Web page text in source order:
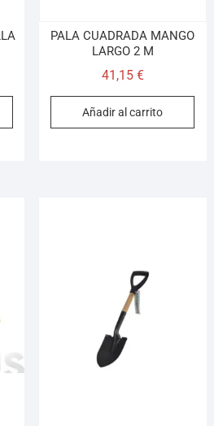
PALA CUADRADA MANGO
LARGO 2 M
41,15 €
Añadir al carrito